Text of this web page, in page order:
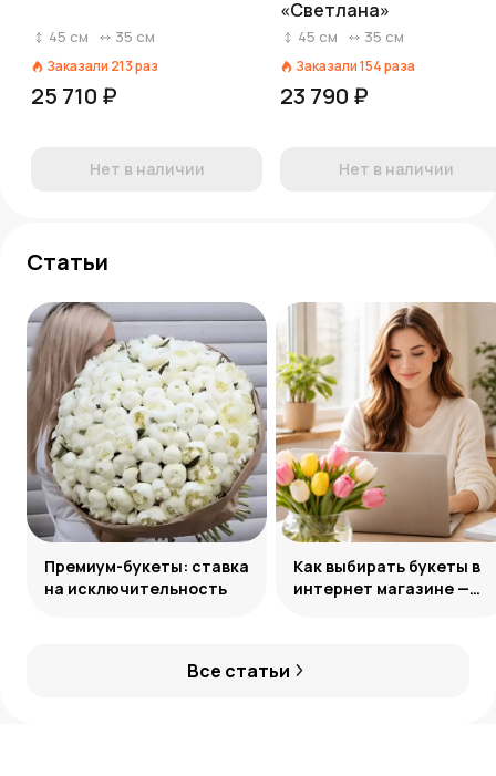
45 см 35 см
Заказали 213раз
25 710 ₽
Нет в наличии
«Светлана»
45 см 35 см
Заказали154раза
23 790 ₽
Нет в наличии
Статьи
Все статьи
Премиум-букеты: ставка
на исключительность
Как выбирать букеты в
интернет магазине —